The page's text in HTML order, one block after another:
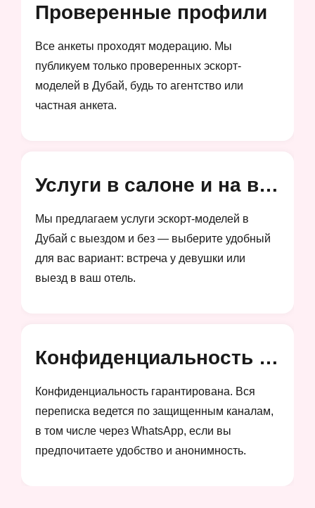
Проверенные профили
Все анкеты проходят модерацию. Мы
публикуем только проверенных эскорт-
моделей в Дубай, будь то агентство или
частная анкета.
Услуги в салоне и на выезд
Мы предлагаем услуги эскорт-моделей в
Дубай с выездом и без — выберите удобный
для вас вариант: встреча у девушки или
выезд в ваш отель.
Конфиденциальность и анонимность
Конфиденциальность гарантирована. Вся
переписка ведется по защищенным каналам,
в том числе через WhatsApp, если вы
предпочитаете удобство и анонимность.